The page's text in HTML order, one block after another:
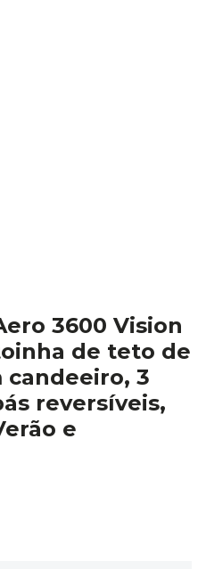
3600 Vision
de teto de
candeeiro, 3
reversíveis,
e